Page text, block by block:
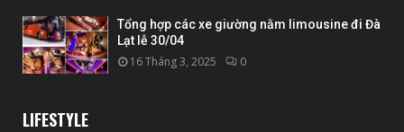
Tổng hợp các xe giường nằm limousine đi Đà
Lạt lễ 30/04
16 Tháng 3, 2025 0
LIFESTYLE